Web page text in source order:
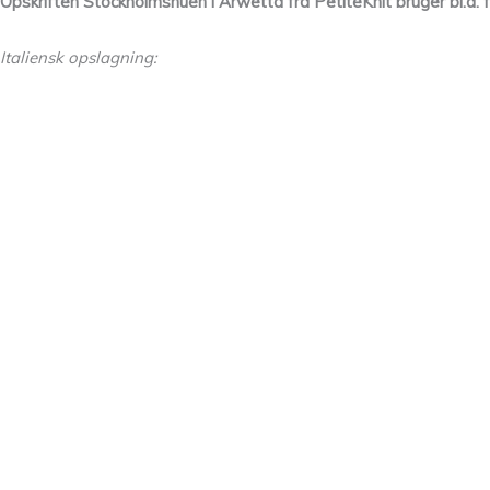
Italiensk opslagning: